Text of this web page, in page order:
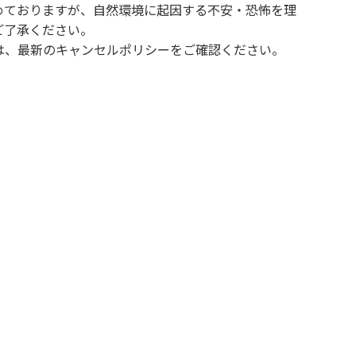
おりますが、自然環境に起因する不安・恐怖を理
承ください。
最新のキャンセルポリシーをご確認ください。